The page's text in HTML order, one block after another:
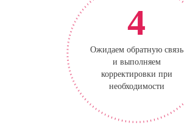
4
Ожидаем обратную связь
и выполняем
корректировки при
необходимости